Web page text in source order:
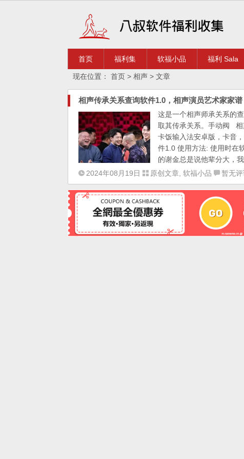
首页 福利集 软福小品 福利 Sala
现在位置： 首页 > 相声 > 文章
相声传承关系查询软件1.0，相声演员艺术家家谱
这是一个相声师承关系的
取其传承关系。手动阀 相
卡饭输入法安卓版，卡音
件1.0 使用方法: 使用时在
的谢金总是说他辈分大，我
2024年08月19日
原创文章 软福小品 暂无评